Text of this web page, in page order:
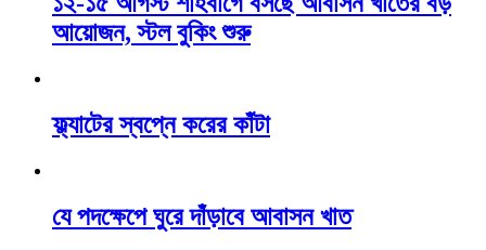
আয়োজন, স্টল বুকিং শুরু
ফ্ল্যাটের স্বপ্নে করের কাঁটা
যে পদক্ষেপে ঘুরে দাঁড়াবে আবাসন খাত